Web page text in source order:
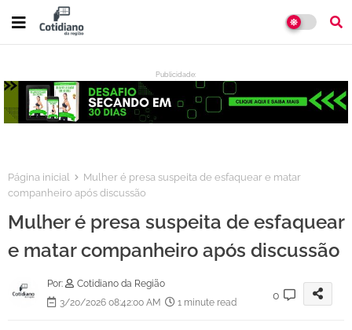
Publicidade:
:
Página inicial
Mulher é presa suspeita de esfaquear e matar
companheiro após discussão
Mulher é presa suspeita de esfaquear
e matar companheiro após discussão
Por:
Cotidiano da Região
3/20/2026 08:42:00 AM
1 minute read
0